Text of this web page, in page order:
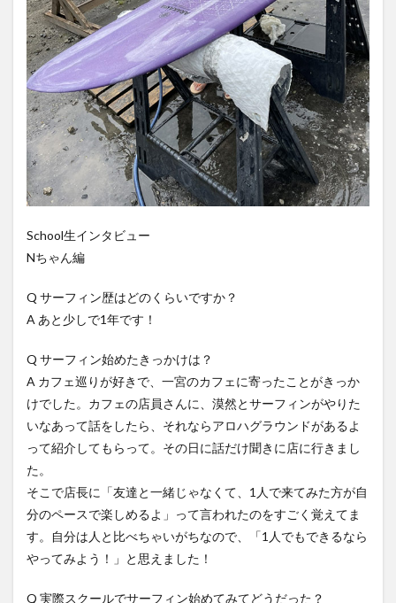
School生インタビュー
Nちゃん編
Q サーフィン歴はどのくらいですか？
A あと少しで1年です！
Q サーフィン始めたきっかけは？
A カフェ巡りが好きで、一宮のカフェに寄ったことがきっか
けでした。カフェの店員さんに、漠然とサーフィンがやりた
いなあって話をしたら、それならアロハグラウンドがあるよ
って紹介してもらって。その日に話だけ聞きに店に行きまし
た。
そこで店長に「友達と一緒じゃなくて、1人で来てみた方が自
分のペースで楽しめるよ」って言われたのをすごく覚えてま
す。自分は人と比べちゃいがちなので、「1人でもできるなら
やってみよう！」と思えました！
Q 実際スクールでサーフィン始めてみてどうだった？